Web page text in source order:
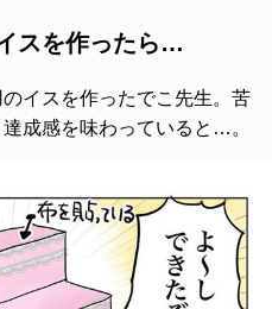
スを作ったら…
イスを作ったでこ先生。苦
成感を味わっていると…。